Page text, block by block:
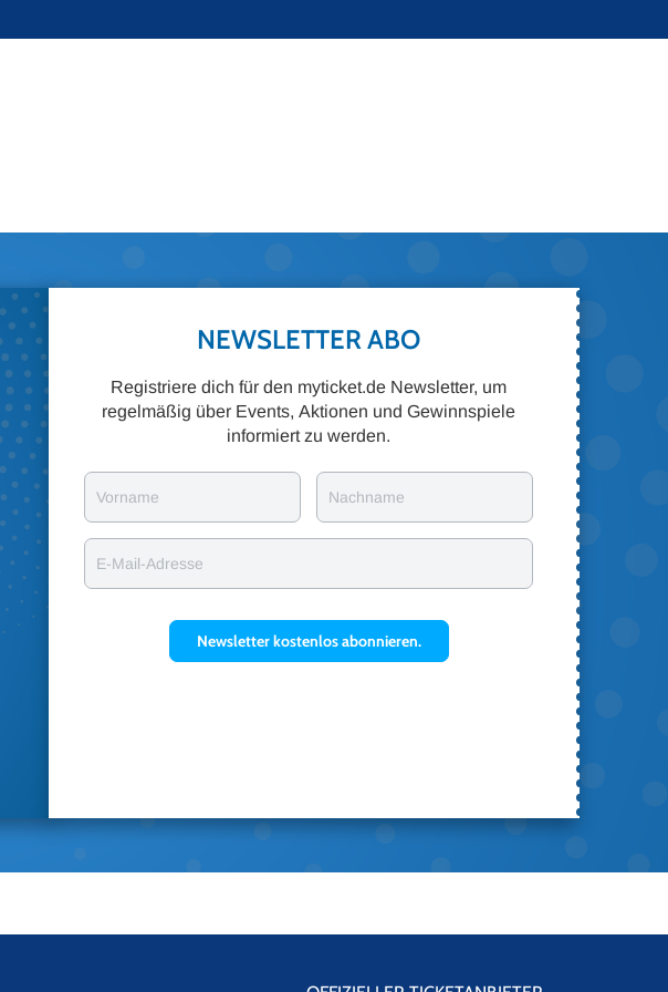
NEWSLETTER ABO
Registriere dich für den myticket.de Newsletter, um
regelmäßig über Events, Aktionen und Gewinnspiele
informiert zu werden.
Vorname Nachname
E-Mail-Adresse
Newsletter kostenlos abonnieren.